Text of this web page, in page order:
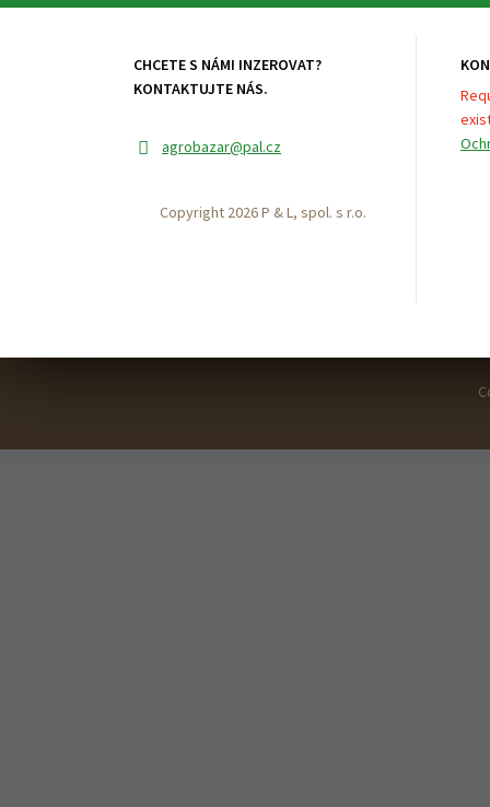
CHCETE S NÁMI INZEROVAT?
KONTAKTUJTE NÁS.
agrobazar@pal.cz
Copyright 2026 P & L, spol. s r.o.